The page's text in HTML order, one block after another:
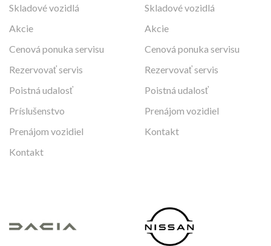
Skladové vozidlá
Akcie
Cenová ponuka servisu
Rezervovať servis
Poistná udalosť
Príslušenstvo
Prenájom vozidiel
Kontakt
Skladové vozidlá
Akcie
Cenová ponuka servisu
Rezervovať servis
Poistná udalosť
Prenájom vozidiel
Kontakt